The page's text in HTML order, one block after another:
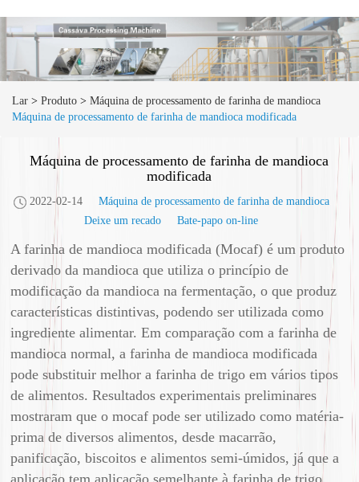
Lar > Produto > Máquina de processamento de farinha de mandioca
Máquina de processamento de farinha de mandioca modificada
Máquina de processamento de farinha de mandioca
modificada
2022-02-14
Máquina de processamento de farinha de mandioca
Deixe um recado
Bate-papo on-line
A farinha de mandioca modificada (Mocaf) é um produto
derivado da mandioca que utiliza o princípio de
modificação da mandioca na fermentação, o que produz
características distintivas, podendo ser utilizada como
ingrediente alimentar. Em comparação com a farinha de
mandioca normal, a farinha de mandioca modificada
pode substituir melhor a farinha de trigo em vários tipos
de alimentos. Resultados experimentais preliminares
mostraram que o mocaf pode ser utilizado como matéria-
prima de diversos alimentos, desde macarrão,
panificação, biscoitos e alimentos semi-úmidos, já que a